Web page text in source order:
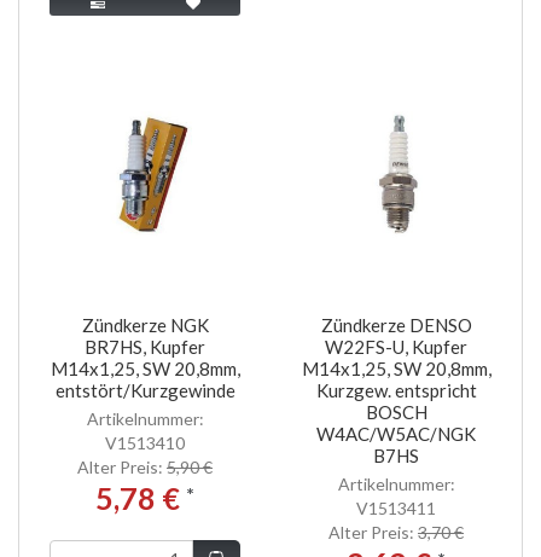
Zündkerze NGK
BR7HS, Kupfer
M14x1,25, SW 20,8mm,
entstört/Kurzgewinde
Artikelnummer:
V1513410
Alter Preis: 5,90 €
5,78 € *
Zündkerze DENSO
W22FS-U, Kupfer
M14x1,25, SW 20,8mm,
Kurzgew. entspricht
BOSCH
W4AC/W5AC/NGK
B7HS
Artikelnummer:
V1513411
Alter Preis: 3,70 €